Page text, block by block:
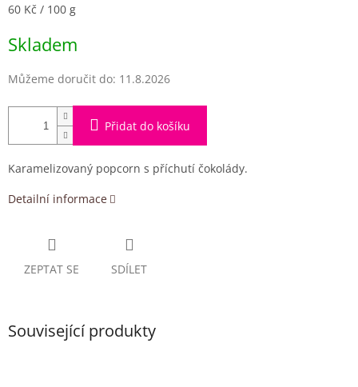
Měrná
60 Kč / 100 g
Skladem
Můžeme doručit do: 11.8.2026
Přidat do košíku
Karamelizovaný popcorn s příchutí čokolády.
Detailní informace
ZEPTAT SE SDÍLET
Související produkty